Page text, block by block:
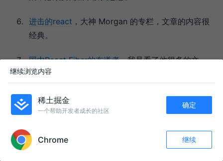
进击的react ，大神 Morgan 的专栏，文章的内容很
经典。
国内React Fiber的布道者，我是看了他很多的文
章，才有了学习的思路，很好的指路人。
其他
阮一峰老师的博客，我就不列出来了，我们都应该
经常去看一下。
366
继续浏览内容
稀土掘金
一个帮助开发者成长的社区
确定
Chrome 继续